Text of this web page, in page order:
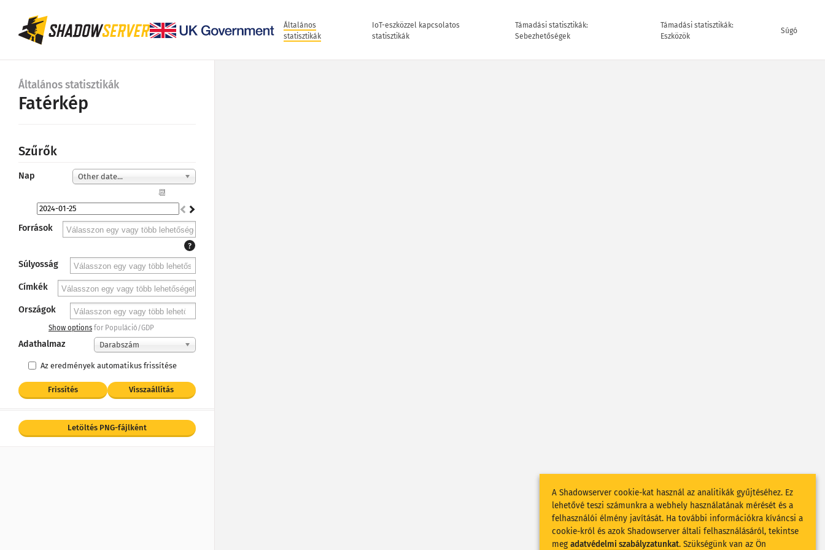
Általános
statisztikák
IoT-eszközzel kapcsolatos
statisztikák
Támadási statisztikák:
Sebezhetőségek
Támadási statisztikák:
Eszközök
Súgó
Általános statisztikák
Fatérkép
Szűrők
Nap Other date...
📆
Források
?
Súlyosság
Címkék
Országok
Show options for Populáció/GDP
Adathalmaz Darabszám
Az eredmények automatikus frissítése
Frissítés Visszaállítás
Letöltés PNG-fájlként
A Shadowserver cookie-kat használ az analitikák gyűjtéséhez. Ez
lehetővé teszi számunkra a webhely használatának mérését és a
felhasználói élmény javítását. Ha további információkra kíváncsi a
cookie-król és azok Shadowserver általi felhasználásáról, tekintse
meg adatvédelmi szabályzatunkat. Szükségünk van az Ön